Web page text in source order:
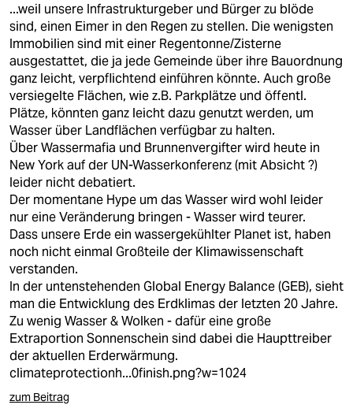
...weil unsere Infrastrukturgeber und Bürger zu blöde
sind, einen Eimer in den Regen zu stellen. Die wenigsten
Immobilien sind mit einer Regentonne/Zisterne
ausgestattet, die ja jede Gemeinde über ihre Bauordnung
ganz leicht, verpflichtend einführen könnte. Auch große
versiegelte Flächen, wie z.B. Parkplätze und öffentl.
Plätze, könnten ganz leicht dazu genutzt werden, um
Wasser über Landflächen verfügbar zu halten.
Über Wassermafia und Brunnenvergifter wird heute in
New York auf der UN-Wasserkonferenz (mit Absicht ?)
leider nicht debatiert.
Der momentane Hype um das Wasser wird wohl leider
nur eine Veränderung bringen - Wasser wird teurer.
Dass unsere Erde ein wassergekühlter Planet ist, haben
noch nicht einmal Großteile der Klimawissenschaft
verstanden.
In der untenstehenden Global Energy Balance (GEB), sieht
man die Entwicklung des Erdklimas der letzten 20 Jahre.
Zu wenig Wasser & Wolken - dafür eine große
Extraportion Sonnenschein sind dabei die Haupttreiber
der aktuellen Erderwärmung.
climateprotectionh...0finish.png?w=1024
zum Beitrag